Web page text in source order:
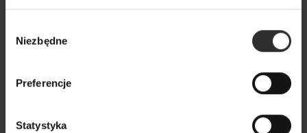
zgody
Niezbędne
Preferencje
Statystyka
179,00 zł 249,00 zł
Popularne produkty
Wszystkie produkty